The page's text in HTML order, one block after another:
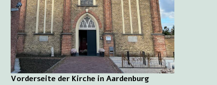
Vorderseite der Kirche in Aardenburg